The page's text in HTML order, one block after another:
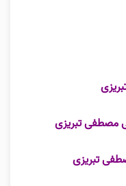
مصطفی تبریزی
تبریزی